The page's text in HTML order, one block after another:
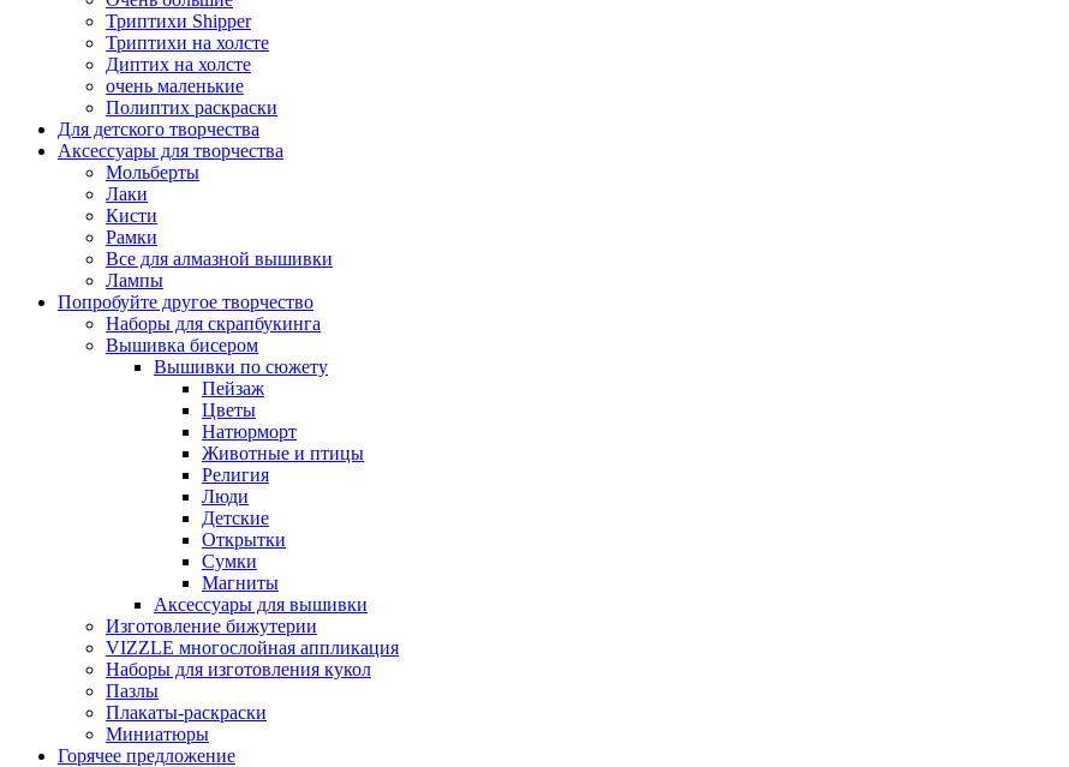
Триптихи Shipper
Триптихи на холсте
Диптих на холсте
очень маленькие
Полиптих раскраски
Для детского творчества
Аксессуары для творчества
Мольберты
Лаки
Кисти
Рамки
Все для алмазной вышивки
Лампы
Попробуйте другое творчество
Наборы для скрапбукинга
Вышивка бисером
Вышивки по сюжету
Пейзаж
Цветы
Натюрморт
Животные и птицы
Религия
Люди
Детские
Открытки
Сумки
Магниты
Аксессуары для вышивки
Изготовление бижутерии
VIZZLE многослойная аппликация
Наборы для изготовления кукол
Пазлы
Плакаты-раскраски
Миниатюры
Горячее предложение